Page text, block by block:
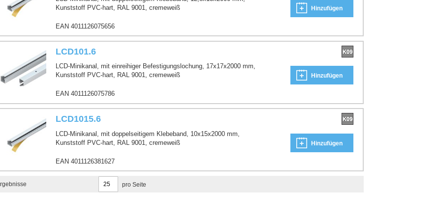
Kunststoff PVC-hart, RAL 9001, cremeweiß
Hinzufügen
EAN 4011126075656
LCD101.6
LCD-Minikanal, mit einreihiger Befestigungslochung, 17x17x2000 mm,
Kunststoff PVC-hart, RAL 9001, cremeweiß
Hinzufügen
EAN 4011126075786
LCD1015.6
LCD-Minikanal, mit doppelseitigem Klebeband, 10x15x2000 mm,
Kunststoff PVC-hart, RAL 9001, cremeweiß
Hinzufügen
EAN 4011126381627
pro Seite